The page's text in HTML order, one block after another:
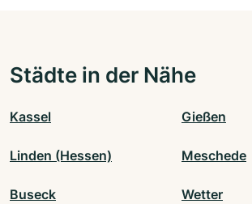
Städte in der Nähe
Kassel Gießen
Linden (Hessen) Meschede
Buseck Wetter